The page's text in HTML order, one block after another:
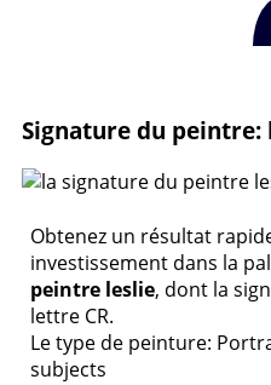
Signature du peintre:
Obtenez un résultat
investissement dans la
peintre leslie, dont la
lettre CR.
Le type de peinture:
subjects